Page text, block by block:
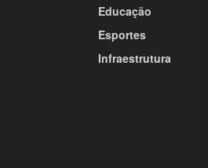
Educação
Esportes
Infraestrutura